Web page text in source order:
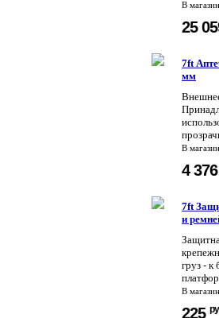
В
25
7ft
мм
В
4
7ft
и
груз - к
В
225